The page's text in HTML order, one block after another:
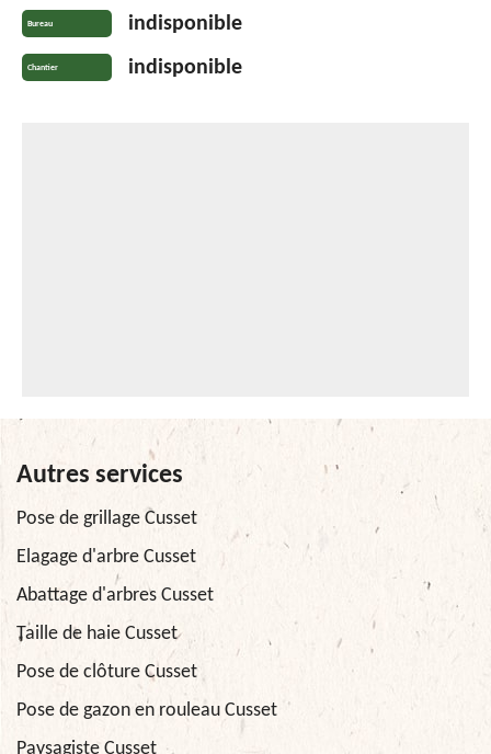
Bureau indisponible
Chantier indisponible
Autres services
Pose de grillage Cusset
Elagage d'arbre Cusset
Abattage d'arbres Cusset
Taille de haie Cusset
Pose de clôture Cusset
Pose de gazon en rouleau Cusset
Paysagiste Cusset